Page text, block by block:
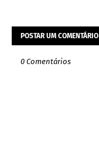
POSTAR UM COMENTÁRIO
0 Comentários